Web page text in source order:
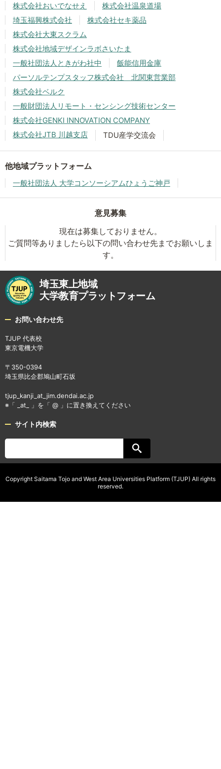
株式会社おいでなせえ
株式会社温泉道場
埼玉福興株式会社
株式会社セキ薬品
株式会社大東スクラム
株式会社地域デザインラボさいたま
一般社団法人ときがわ社中
飯能信用金庫
パーソルテンプスタッフ株式会社 北関東営業部
株式会社ベルク
一般財団法人リモート・センシング技術センター
株式会社GENKI INNOVATION COMPANY
株式会社JTB 川越支店
TDU産学交流会
他地域プラットフォーム
一般社団法人 大学コンソーシアムひょうご神戸
意見募集
現在は募集しておりません。
ご質問等ありましたら以下の問い合わせ先までお願いしま
す。
埼玉東上地域
大学教育プラットフォーム
お問い合わせ先
TJUP 代表校
東京電機大学
〒350-0394
埼玉県比企郡鳩山町石坂
tjup_kanji_at_jim.dendai.ac.jp
※「 _at_ 」を「 @ 」に置き換えてください
サイト内検索
Copyright Saitama Tojo and West Area Universities Platform (TJUP) All rights
reserved.